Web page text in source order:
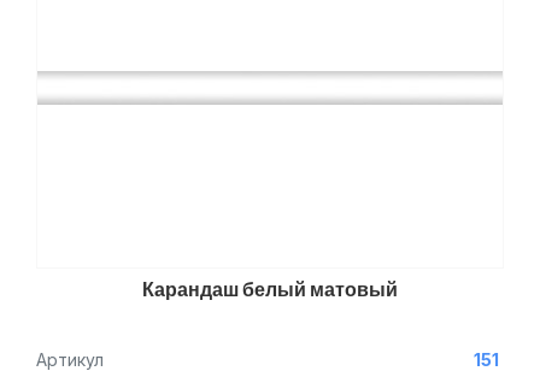
Карандаш белый матовый
Артикул
151